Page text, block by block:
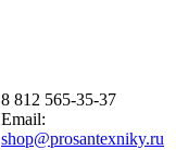
8 812 565-35-37
Email:
shop@prosantexniky.ru